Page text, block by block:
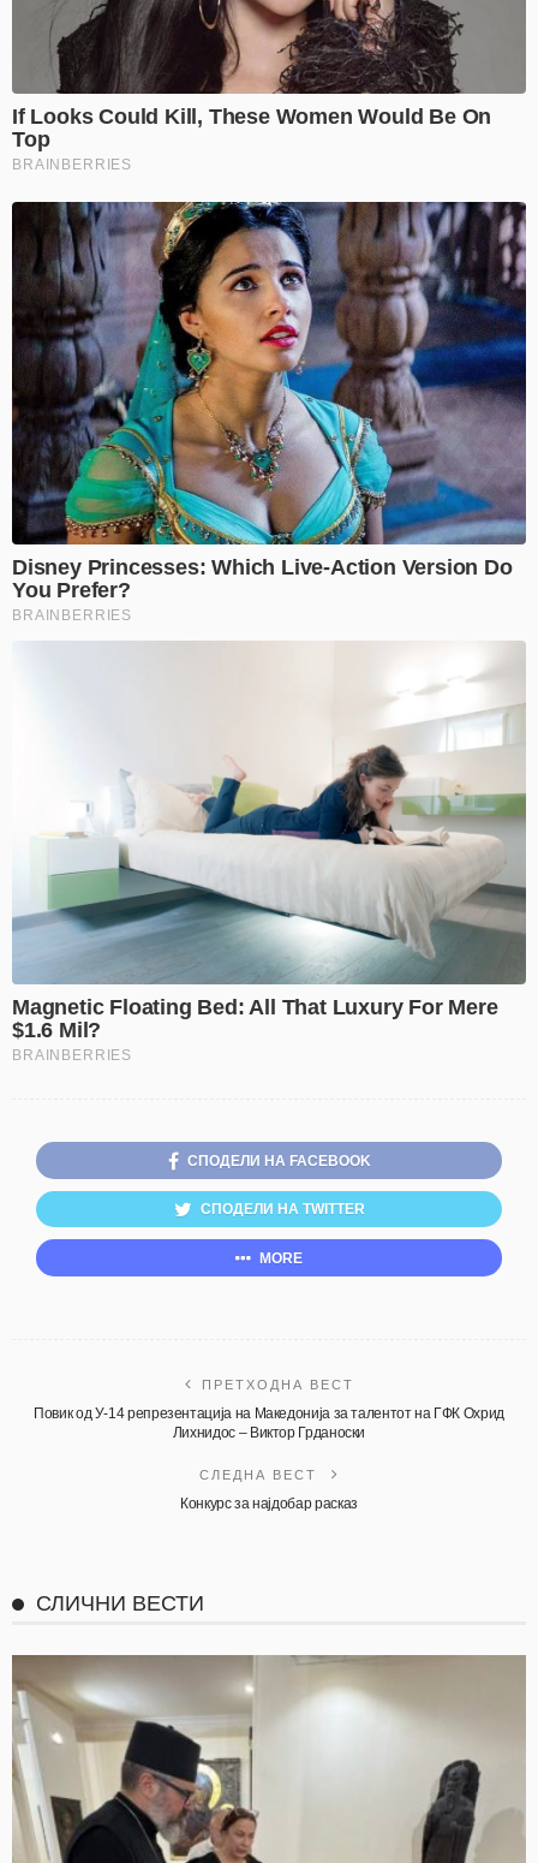
СПОДЕЛИ НА FACEBOOK
СПОДЕЛИ НА TWITTER
MORE
ПРЕТХОДНА ВЕСТ
Повик од У-14 репрезентација на Македонија за талентот на ГФК Охрид
Лихнидос – Виктор Грданоски
СЛЕДНА ВЕСТ
Конкурс за најдобар расказ
СЛИЧНИ ВЕСТИ